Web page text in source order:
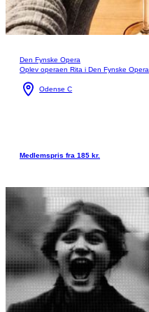
Den Fynske Opera
Oplev operaen Rita i Den Fynske Opera
Odense C
Medlemspris fra 185 kr.